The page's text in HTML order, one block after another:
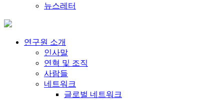
뉴스레터
연구원 소개
인사말
연혁 및 조직
사람들
네트워크
글로벌 네트워크